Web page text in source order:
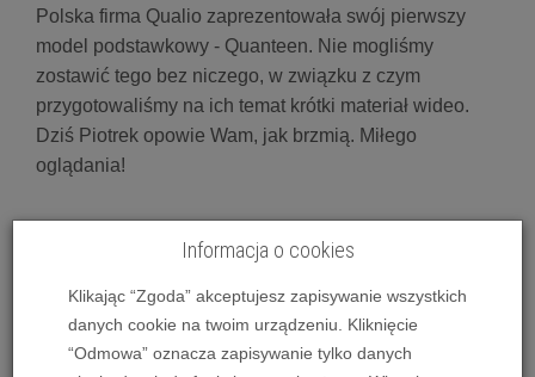
Polska firma Qualio zaprezentowała swój pierwszy
model podstawkowy - Quanteen. Nie mogliśmy
zostawić tego bez niczego, w związku z czym
przygotowaliśmy na ich temat krótki materiał wideo.
Dziś Piotrek opowie Wam, jak brzmią. Miłego
oglądania!
Oglądam teraz!
Polecane produkty
Qualio Quanteen - Raty 20x0% lub specjalna oferta! - Dostawa
Informacja o cookies
Klikając “Zgoda” akceptujesz zapisywanie wszystkich
danych cookie na twoim urządzeniu. Kliknięcie
“Odmowa” oznacza zapisywanie tylko danych